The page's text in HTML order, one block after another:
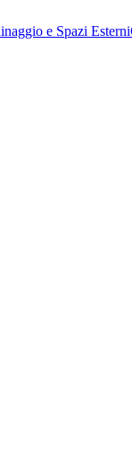
e Spazi Esterni